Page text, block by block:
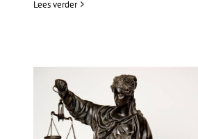
Lees verder